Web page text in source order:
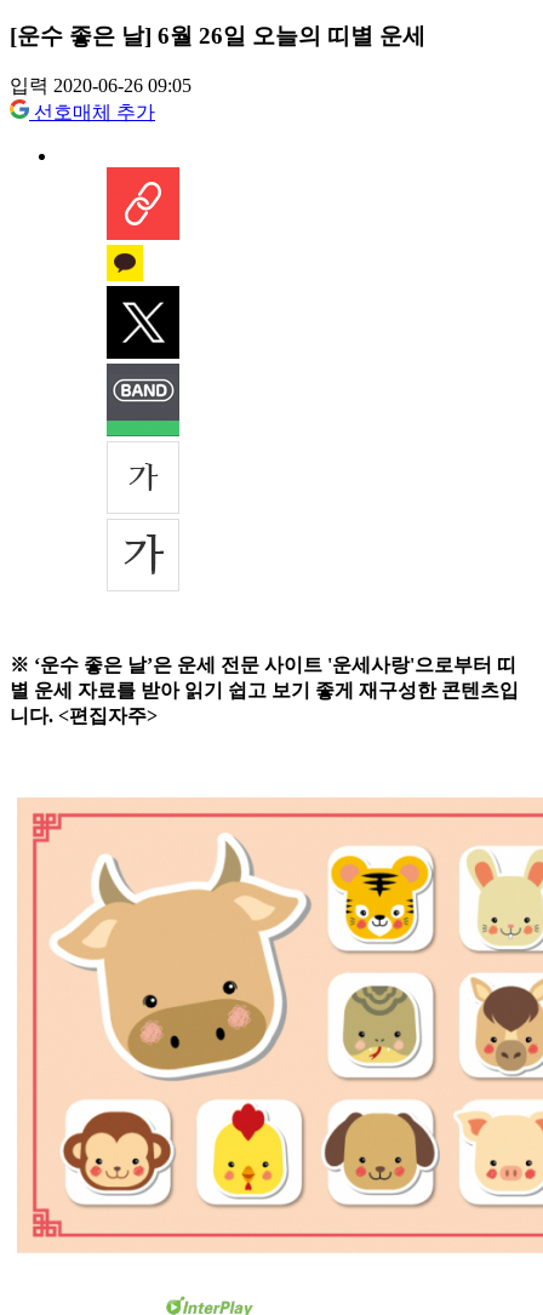
[운수 좋은 날] 6월 26일 오늘의 띠별 운세
입력 2020-06-26 09:05
선호매체 추가
※ ‘운수 좋은 날’은 운세 전문 사이트 '운세사랑'으로부터 띠
별 운세 자료를 받아 읽기 쉽고 보기 좋게 재구성한 콘텐츠입
니다. <편집자주>